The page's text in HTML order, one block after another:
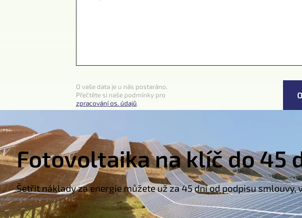
O vaše data je u nás postaráno.
Přečtěte si naše podmínky pro
zpracování os. údajů.
Fotovoltaika na klíč do 45
Šetřit náklady za energie můžete už za 45 dní od podpisu